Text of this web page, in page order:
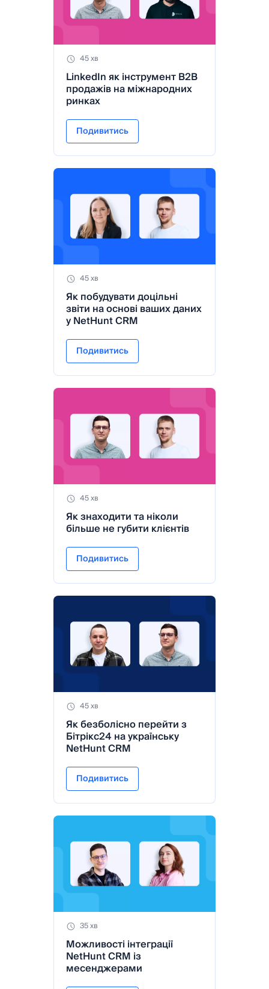
45 хв
LinkedIn як інструмент B2B
продажів на міжнародних
ринках
Подивитись
45 хв
Як побудувати доцільні
звіти на основі ваших даних
у NetHunt CRM
Подивитись
45 хв
Як знаходити та ніколи
більше не губити клієнтів
Подивитись
45 хв
Як безболісно перейти з
Бітрікс24 на українську
NetHunt CRM
Подивитись
35 хв
Можливості інтеграції
NetHunt CRM із
месенджерами